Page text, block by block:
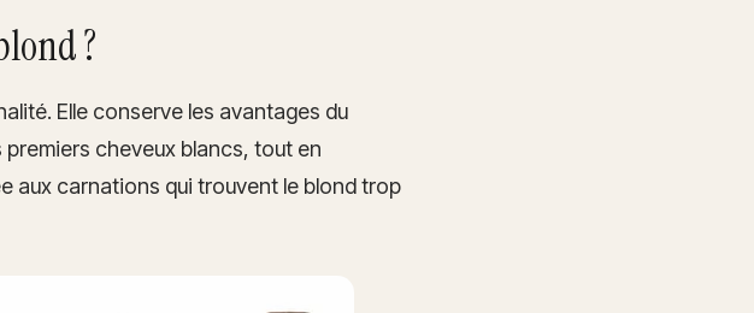
?
Elle conserve les avantages du
cheveux blancs, tout en
aux carnations qui trouvent le blond trop